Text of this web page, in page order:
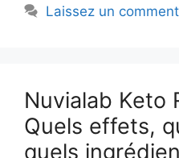
Laissez un
Nuvialab Keto
Quels effets,
quels